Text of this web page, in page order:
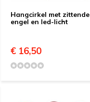
Hangcirkel met zittende
engel en led-licht
€ 16,50